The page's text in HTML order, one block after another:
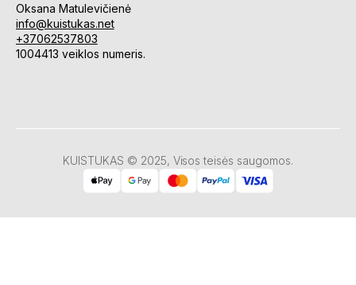
Oksana Matulevičienė
info@kuistukas.net
+37062537803
1004413 veiklos numeris.
KUISTUKAS © 2025, Visos teisės saugomos.